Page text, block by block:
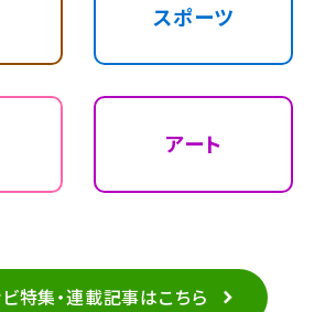
スポーツ
アート
特集・連載記事はこちら